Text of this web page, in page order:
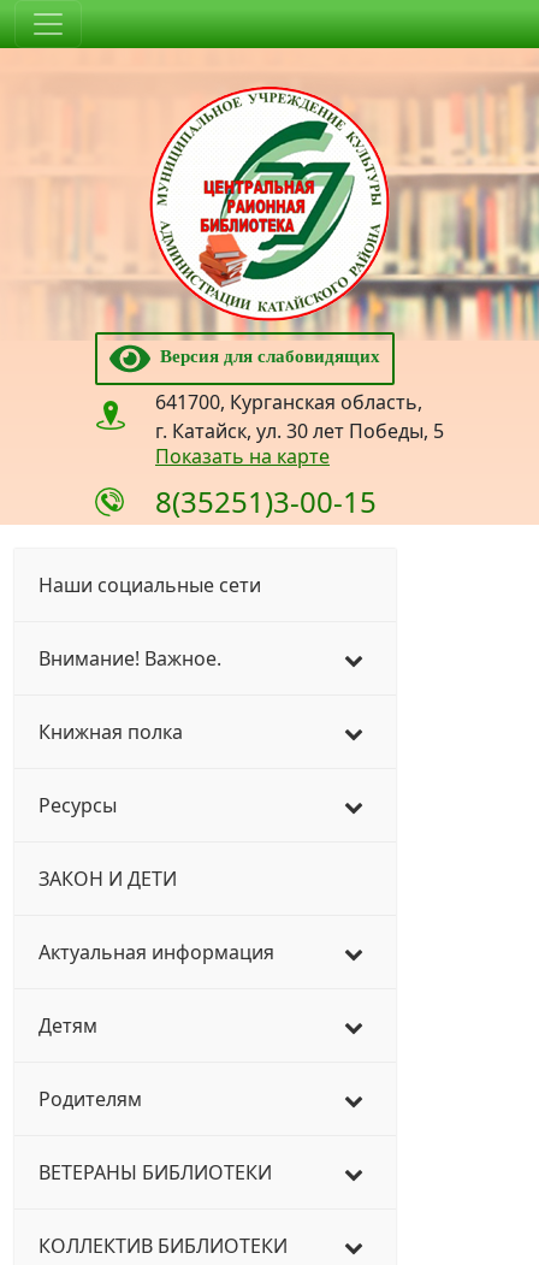
Версия для слабовидящих
641700, Курганская область,
г. Катайск, ул. 30 лет Победы, 5
Показать на карте
8(35251)3-00-15
Наши социальные сети
Внимание! Важное.
Книжная полка
Ресурсы
ЗАКОН И ДЕТИ
Актуальная информация
Детям
Родителям
ВЕТЕРАНЫ БИБЛИОТЕКИ
КОЛЛЕКТИВ БИБЛИОТЕКИ